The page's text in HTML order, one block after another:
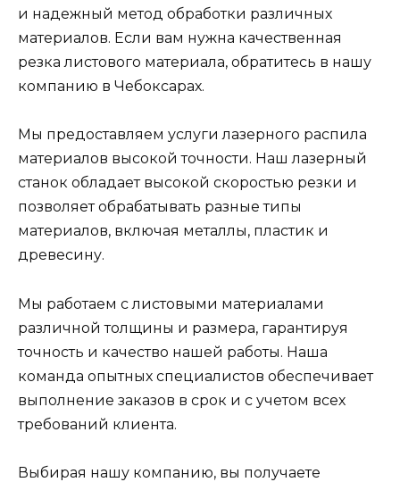
и надежный метод обработки различных
материалов. Если вам нужна качественная
резка листового материала, обратитесь в нашу
компанию в Чебоксарах.
Мы предоставляем услуги лазерного распила
материалов высокой точности. Наш лазерный
станок обладает высокой скоростью резки и
позволяет обрабатывать разные типы
материалов, включая металлы, пластик и
древесину.
Мы работаем с листовыми материалами
различной толщины и размера, гарантируя
точность и качество нашей работы. Наша
команда опытных специалистов обеспечивает
выполнение заказов в срок и с учетом всех
требований клиента.
Выбирая нашу компанию, вы получаете